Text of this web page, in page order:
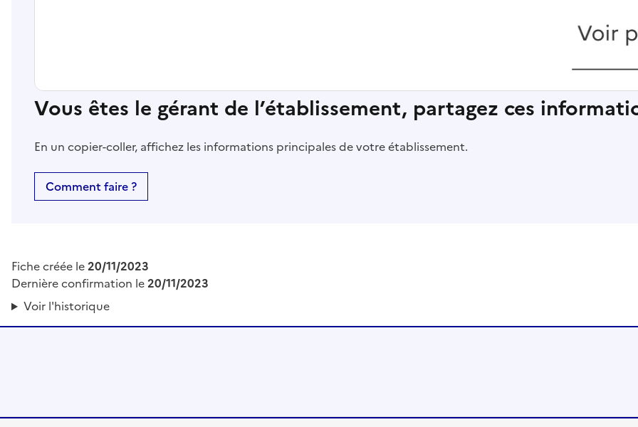
Vous êtes le gérant de l’établissement, partagez ces
En un copier-coller, affichez les informations principales de votre établissement.
Comment faire ?
Fiche créée le20/11/2023
Dernière confirmation le20/11/2023
Voir l'historique